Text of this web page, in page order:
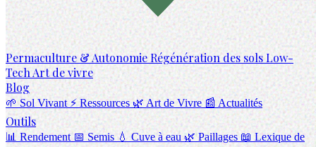
Permaculture & AutonomieRégénération des solsLow-
Tech Art de vivre
Blog
🌱 Sol Vivant⚡ Ressources 🌿 Art de Vivre 📰 Actualités
Outils
📊 Rendement📅 Semis💧 Cuve à eau🌿 Paillages 📖 Lexique de